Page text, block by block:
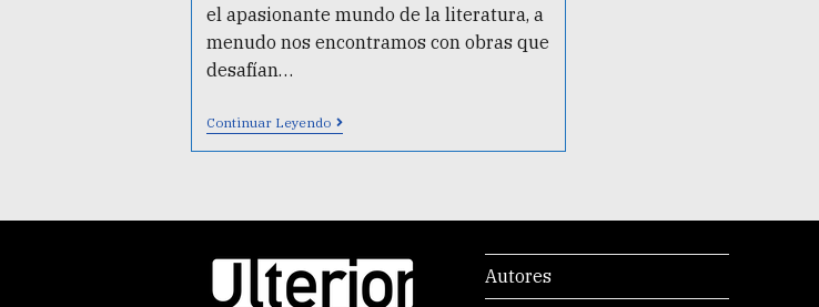
el apasionante mundo de la literatura, a
menudo nos encontramos con obras que
desafían…
Continuar Leyendo
Autores